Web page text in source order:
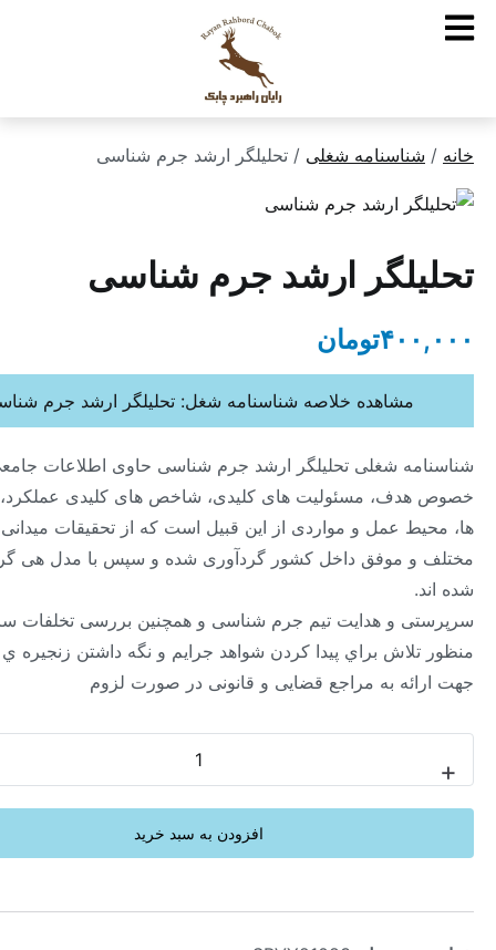
شغلی/ تحلیلگر ارشد جرم شناسی
ارشد جرم شناسی
تومان
شغلی تحلیلگر ارشد جرم شناسی حاوی اطلاعات جامعی در
مسئولیت های کلیدی، شاخص های کلیدی عملکرد، شایستگی
عمل و مواردی از این قبیل است که از تحقیقات میدانی در صنایع
موفق داخل کشور گردآوری شده و سپس با مدل هی گروپ تحلیل
و هدایت تیم جرم شناسی و همچنین بررسی تخلفات سایبري به
براي پیدا کردن شواهد جرایم و نگه داشتن زنجیره ي شواهد
به مراجع قضایی و قانونی در صورت لزوم
مشاهده خلاصه شناسنامه شغل: تحلیلگر ارشد جرم شناسی
افزودن به سبد خرید